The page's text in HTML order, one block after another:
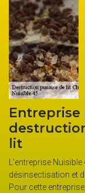
: pour
punaise
effectuer les
opérations
destruction de